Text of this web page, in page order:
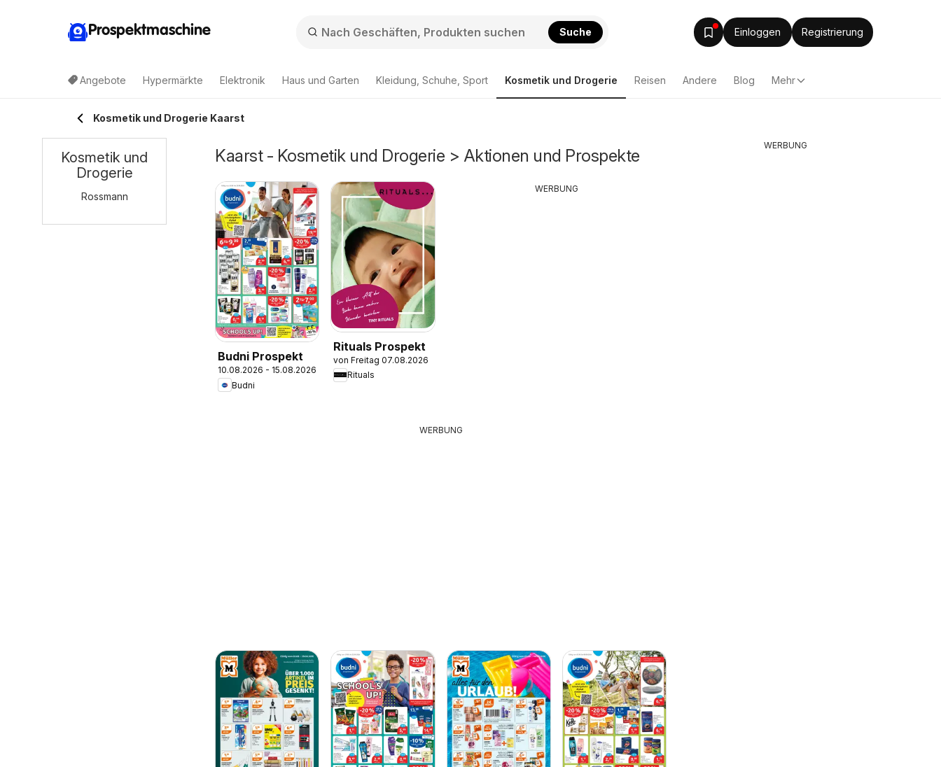
Prospektmaschine Suche Einloggen Registrierung
Angebote Hypermärkte Elektronik Haus und Garten Kleidung, Schuhe, Sport Kosmetik und Drogerie Reisen Andere Blog Mehr
Kosmetik und Drogerie Kaarst
Kaarst - Kosmetik und Drogerie > Aktionen und Prospekte
Budni Prospekt
10.08.2026 - 15.08.2026
Budni
Rituals Prospekt
von Freitag 07.08.2026
Rituals
WERBUNG
WERBUNG
Kosmetik und
Drogerie
Rossmann
WERBUNG